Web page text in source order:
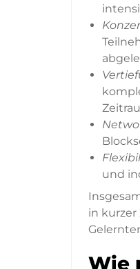
und
in
Wie